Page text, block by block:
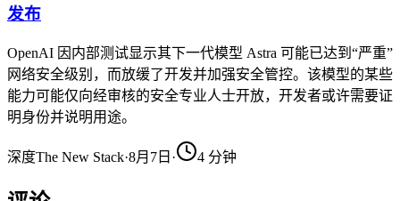
发布
OpenAI 因内部测试显示其下一代模型 Astra 可能已达到“严重”
网络安全级别，而放缓了开发并加强安全管控。该模型的某些
能力可能仅向经审核的安全专业人士开放，开发者或许需要证
明身份并说明用途。
深度The New Stack·8月7日 · 4 分钟